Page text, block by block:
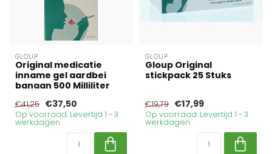
GLOUP
Original medicatie
inname gel aardbei
banaan 500 Milliliter
€41,25 €37,50
Op voorraad. Levertijd 1 - 3
werkdagen
GLOUP
Gloup Original
stickpack 25 Stuks
€19,79 €17,99
Op voorraad. Levertijd 1 - 3
werkdagen